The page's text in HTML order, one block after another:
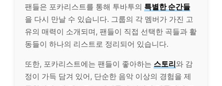
팬들은 포카리스트를 통해 투바투의 특별한 순간들
을 다시 만날 수 있습니다. 그룹의 각 멤버가 가진 고
유의 매력이 소개되며, 팬들이 직접 선택한 곡들과 활
동들이 하나의 리스트로 정리되어 있습니다.
또한, 포카리스트에는 팬들이 좋아하는 스토리와 감
정이 가득 담겨 있어, 단순한 음악 이상의 경험을 제